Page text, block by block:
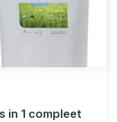
in 1 compleet